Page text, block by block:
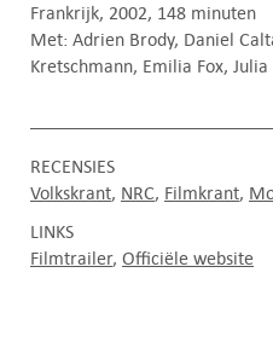
Frankrijk, 2002, 148 minuten
Met: Adrien Brody, Daniel
Kretschmann, Emilia Fox,
RECENSIES
Volkskrant NRC Filmkrant
LINKS
Filmtrailer Officiële website